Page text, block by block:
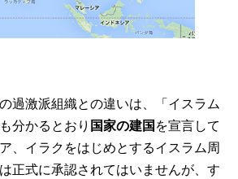
過激派組織との違いは、「イスラム
分かるとおり 国家の建国 を宣言して
、イラクをはじめとするイスラム周
正式に承認されてはいませんが、す